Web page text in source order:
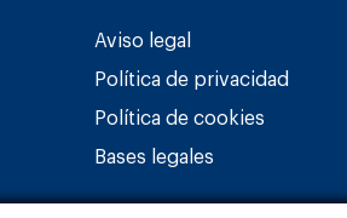
Aviso legal
Política de privacidad
Política de cookies
Bases legales